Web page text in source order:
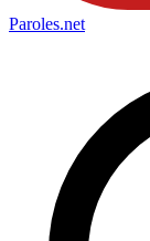
Paroles.net